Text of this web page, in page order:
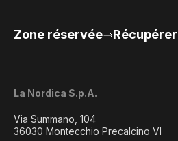
La Nordica S.p.A.
Via Summano, 104
36030 Montecchio Precalcino VI
Zone réservée